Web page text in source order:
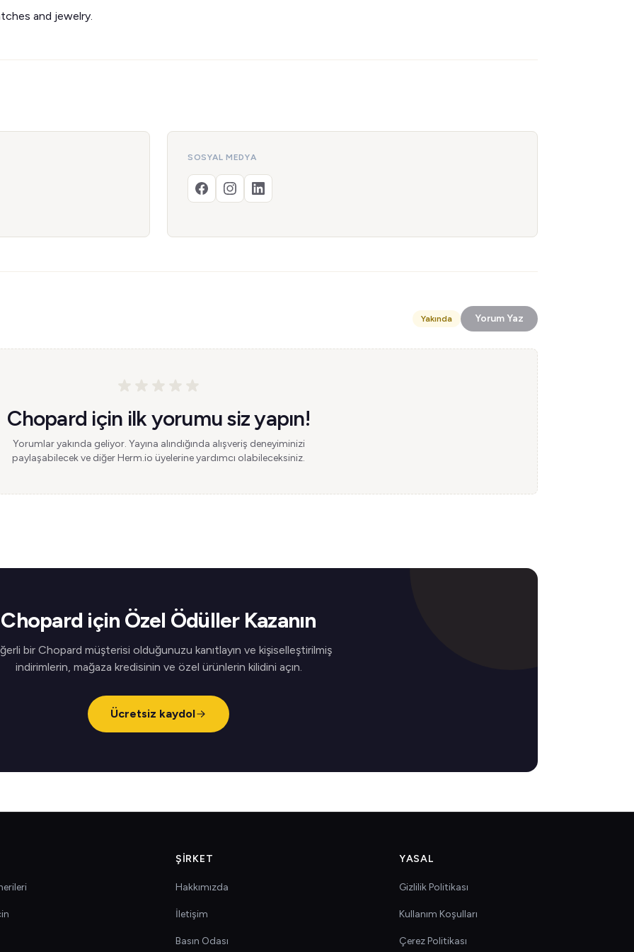
and jewelry.
SOSYAL MEDYA
Yakında Yorum Yaz
Chopard için ilk yorumu siz yapın!
Yorumlar yakında geliyor. Yayına alındığında alışveriş deneyiminizi
paylaşabilecek ve diğer Herm.io üyelerine yardımcı olabileceksiniz.
Chopard için Özel Ödüller Kazanın
bir Chopard müşterisi olduğunuzu kanıtlayın ve kişiselleştirilmiş
indirimlerin, mağaza kredisinin ve özel ürünlerin kilidini açın.
Ücretsiz kaydol
ŞIRKET
Hakkımızda
İletişim
Basın Odası
YASAL
Gizlilik Politikası
Kullanım Koşulları
Çerez Politikası